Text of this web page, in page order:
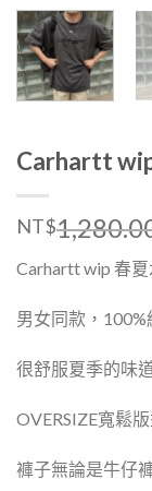
Carhartt
NT$
Carhartt wip 春
男女同款， 100%
很舒服夏季的味
OVERSIZE寬鬆
褲子無論是牛仔